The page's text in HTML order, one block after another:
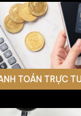
TOÁN TRỰC